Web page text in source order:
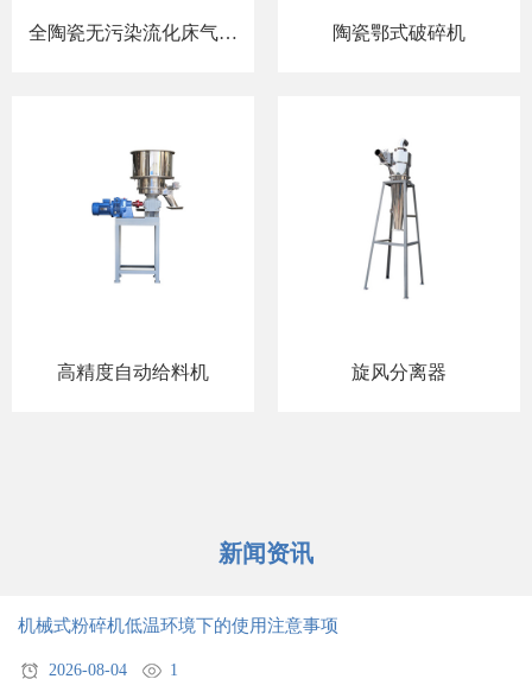
全陶瓷无污染流化床气流
陶瓷鄂式破碎机
高精度自动给料机 旋风分离器
新闻资讯
机械式粉碎机低温环境下的使用注意事项
2026-08-04 1